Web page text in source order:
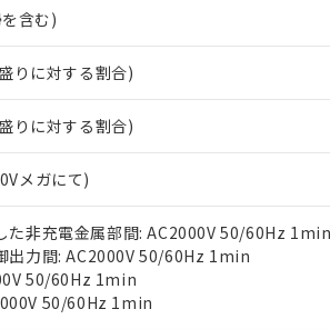
含む)
りに対する割合)
りに対する割合)
メガにて)
た非充電金属部間: AC2000V 50/60Hz
出力間: AC2000V 50/60Hz 1min
50/60Hz 1min
50/60Hz 1min
条件をお読みいただき、同意のうえご利用く
くものです。
当社制御機器事業取扱商品の中には、本サー
在庫状況および標準価格照会結果は、記載し
のであり、閲覧された時点での実際の在庫お
い。
当社販売員にご相談ください。
オムロン制御機器販売店や当社販売拠点は「
在庫状況および標準価格結果を当社の事前の
す。
マイパーツ機能（部品リスト作成サービス
ます。
以下、 水銀(Hg) 1000ppm以下、 カドミウム
） 1000ppm以下、フタル酸ジイソブチル (DIBP)
応予定月
庫の切り替え状況などにより、予定月が前
最大均質材料含有率が中国RoHSの基準値
最大均質材料含有率が中国RoHSの基準値
：未確認です。当社販売部門へお問い合わせ
物質の基準値 (GB/T26572)：
、 Hg(水銀) : 1000ppm、 Cd(カドミウム) :
価クロム) : 1000ppm、 PBBs(ポリ臭化ビフェニル類) :
ル酸ジブチル) : 1000ppm、 DIBP(フタル酸ジイソブチ
タル酸ビス(2-エチルヘキシル)) : 1000ppm
境保護使用期限
：有害物質（10物質）のすべてが基準値以
当社は、これら貴社製品のうち、外国為替
う）を輸出または国外への提供する場合は
当社は規制貨物を破棄する場合は、完全に破
ます。
当社は貴社製品を、核兵器、ミサイル、化
置等に一切使用いたしません。
当社は、貴社製品を第三者に販売する場合
また当社は、販売先および販売に係わる関係
たしません。
説明
一定数以上の在庫あり
一定数には満たないが在庫あり
在庫なし(最新の在庫状況については、
機器販売店・当社販売員にご確認くださ